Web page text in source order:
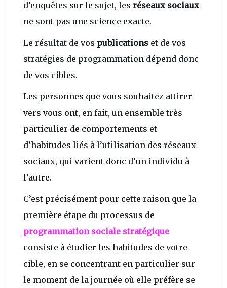
d’enquêtes sur le sujet, les réseaux sociaux
ne sont pas une science exacte.
Le résultat de vos publications et de vos
stratégies de programmation dépend donc
de vos cibles.
Les personnes que vous souhaitez attirer
vers vous ont, en fait, un ensemble très
particulier de comportements et
d’habitudes liés à l’utilisation des réseaux
sociaux, qui varient donc d’un individu à
l’autre.
C’est précisément pour cette raison que la
première étape du processus de
programmation sociale stratégique
consiste à étudier les habitudes de votre
cible, en se concentrant en particulier sur
le moment de la journée où elle préfère se